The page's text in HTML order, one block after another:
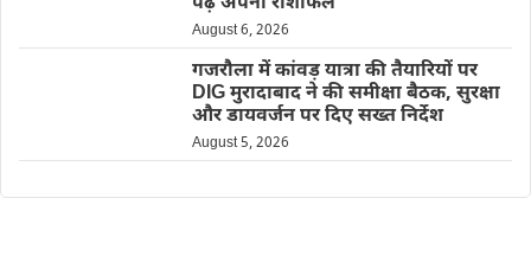
August 6, 2026
गजरौला में कांवड़ यात्रा की तैयारियों पर
DIG मुरादाबाद ने की समीक्षा बैठक, सुरक्षा
और डायवर्जन पर दिए सख्त निर्देश
August 5, 2026